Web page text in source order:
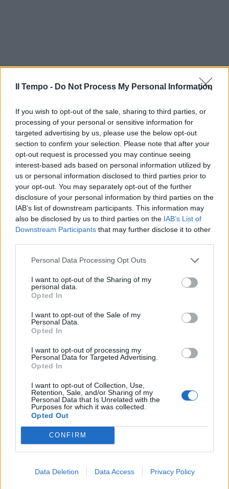
Il Tempo - Do Not Process My Personal Information
If you wish to opt-out of the sale, sharing to third parties, or
processing of your personal or sensitive information for
targeted advertising by us, please use the below opt-out
section to confirm your selection. Please note that after your
opt-out request is processed you may continue seeing
interest-based ads based on personal information utilized by
us or personal information disclosed to third parties prior to
your opt-out. You may separately opt-out of the further
disclosure of your personal information by third parties on the
IAB’s list of downstream participants. This information may
also be disclosed by us to third parties on the IAB’s List of
Downstream Participants that may further disclose it to other
Personal Data Processing Opt Outs
I want to opt-out of the Sharing of my
personal data.
Opted In
I want to opt-out of the Sale of my
Personal Data.
Opted In
I want to opt-out of processing my
Personal Data for Targeted Advertising.
Opted In
I want to opt-out of Collection, Use,
Retention, Sale, and/or Sharing of my
Personal Data that Is Unrelated with the
Purposes for which it was collected.
Opted Out
CONFIRM
Data Deletion Data Access Privacy Policy